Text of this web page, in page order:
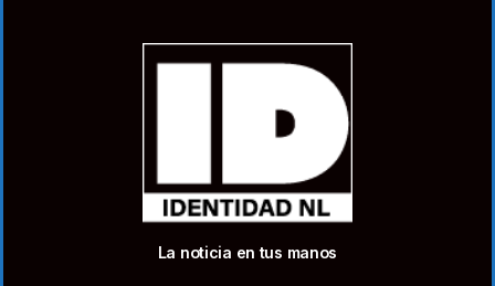
La noticia en tus manos